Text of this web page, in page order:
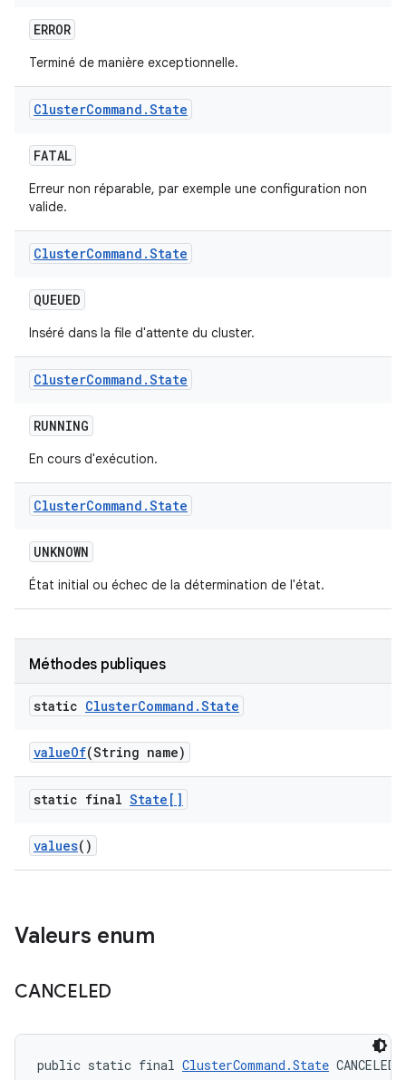
ERROR
Terminé de manière exceptionnelle.
ClusterCommand .State
FATAL
Erreur non réparable, par exemple une configuration non
valide.
ClusterCommand .State
QUEUED
Inséré dans la file d'attente du cluster.
ClusterCommand .State
RUNNING
En cours d'exécution.
ClusterCommand .State
UNKNOWN
État initial ou échec de la détermination de l'état.
Méthodes publiques
static ClusterCommand .State
valueOf(String name)
static final State[]
values()
Valeurs enum
CANCELED
public static final ClusterCommand.State CANCELED